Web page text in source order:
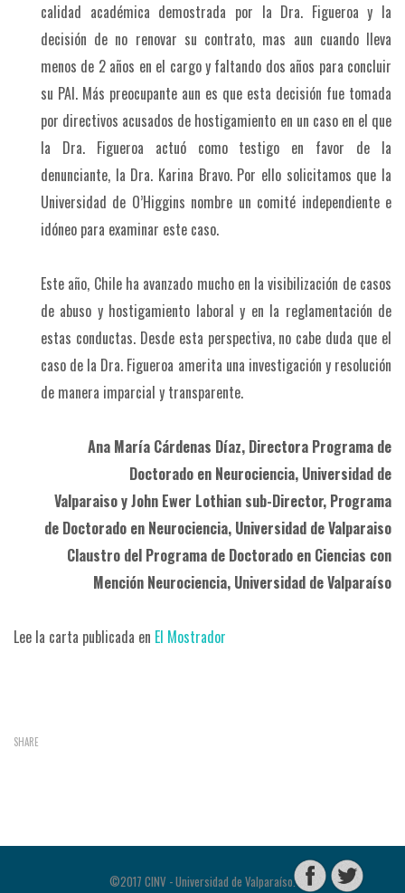
calidad académica demostrada por la Dra. Figueroa y la
decisión de no renovar su contrato, mas aun cuando lleva
menos de 2 años en el cargo y faltando dos años para concluir
su PAI. Más preocupante aun es que esta decisión fue tomada
por directivos acusados de hostigamiento en un caso en el que
la Dra. Figueroa actuó como testigo en favor de la
denunciante, la Dra. Karina Bravo. Por ello solicitamos que la
Universidad de O’Higgins nombre un comité independiente e
idóneo para examinar este caso.
Este año, Chile ha avanzado mucho en la visibilización de casos
de abuso y hostigamiento laboral y en la reglamentación de
estas conductas. Desde esta perspectiva, no cabe duda que el
caso de la Dra. Figueroa amerita una investigación y resolución
de manera imparcial y transparente.
Ana María Cárdenas Díaz, Directora Programa de
Doctorado en Neurociencia, Universidad de
Valparaiso y John Ewer Lothian sub-Director, Programa
de Doctorado en Neurociencia, Universidad de Valparaiso
Claustro del Programa de Doctorado en Ciencias con
Mención Neurociencia, Universidad de Valparaíso
Lee la carta publicada en El Mostrador
SHARE
©2017 CINV - Universidad de Valparaíso.